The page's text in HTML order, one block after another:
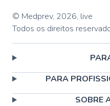
© Medprev, 2026, live
Todos os direitos
PARA
SOBRE